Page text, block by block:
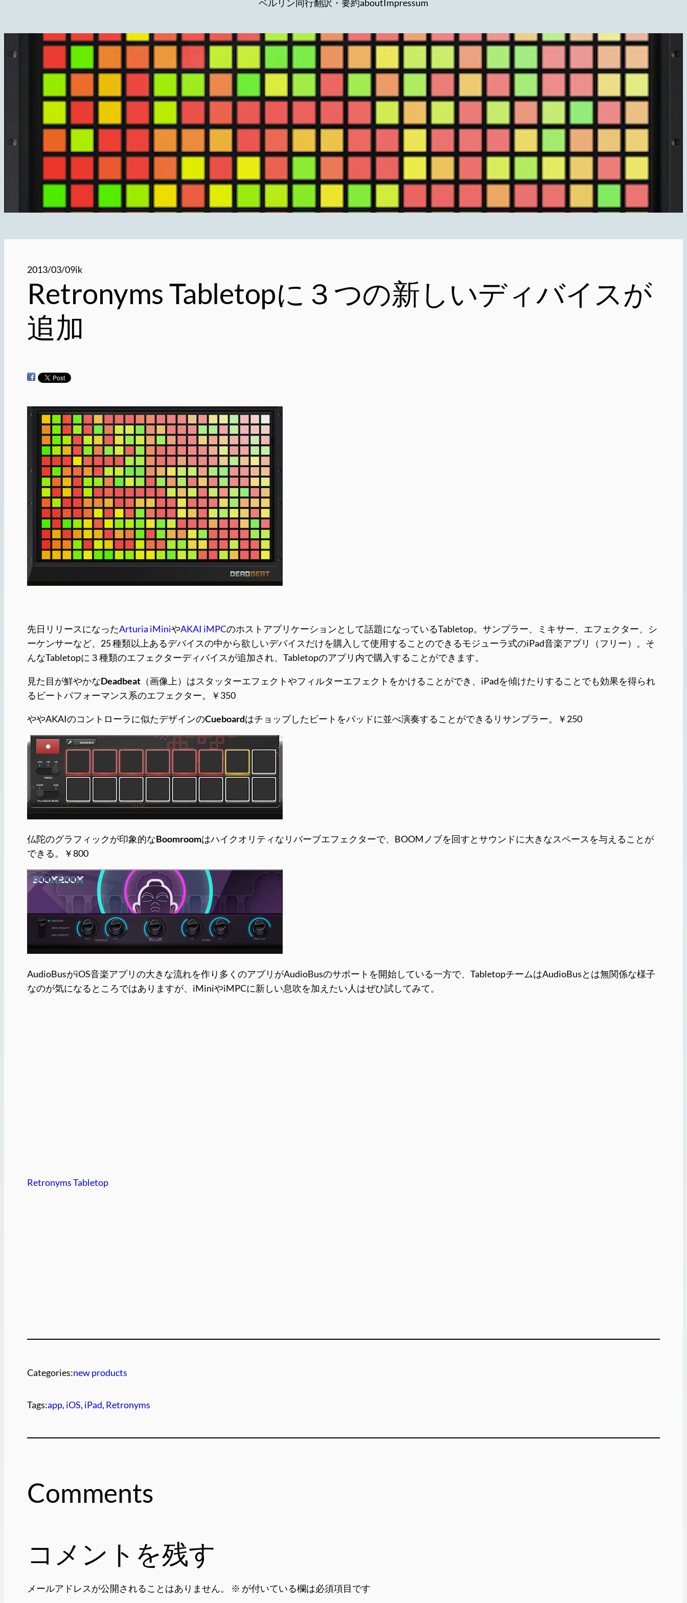
ベルリン同行翻訳・要約aboutImpressum
2013/03/09ik
Retronyms Tabletopに３つの新しいディバイスが
追加
先日リリースになったArturia iMiniやAKAI iMPCのホストアプリケーションとして話題になっているTabletop。サンプラー、ミキサー、エフェクター、シ
ーケンサーなど、25 種類以上あるデバイスの中から欲しいデバイスだけを購入して使用することのできるモジューラ式のiPad音楽アプリ（フリー）。そ
んなTabletopに３種類のエフェクターディバイスが追加され、Tabletopのアプリ内で購入することができます。
見た目が鮮やかなDeadbeat （画像上）はスタッターエフェクトやフィルターエフェクトをかけることができ、iPadを傾けたりすることでも効果を得られ
るビートパフォーマンス系のエフェクター。￥350
ややAKAIのコントローラに似たデザインのCueboardはチョップしたビートをパッドに並べ演奏することができるリサンプラー。￥250
仏陀のグラフィックが印象的なBoomroomはハイクオリティなリバーブエフェクターで、BOOMノブを回すとサウンドに大きなスペースを与えることが
できる。￥800
AudioBusがiOS音楽アプリの大きな流れを作り多くのアプリがAudioBusのサポートを開始している一方で、TabletopチームはAudioBusとは無関係な様子
なのが気になるところではありますが、iMiniやiMPCに新しい息吹を加えたい人はぜひ試してみて。
Retronyms Tabletop
Categories:new products
Tags:app, iOS, iPad, Retronyms
Comments
コメントを残す
メールアドレスが公開されることはありません。 ※ が付いている欄は必須項目です